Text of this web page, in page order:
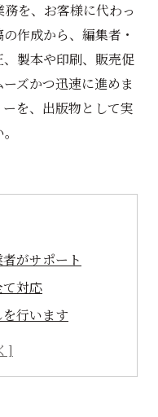
を、お客様に代わっ
作成から、編集者・
製本や印刷、販売促
ズかつ迅速に進めま
を、出版物として実
がサポート
対応
行います
かせください